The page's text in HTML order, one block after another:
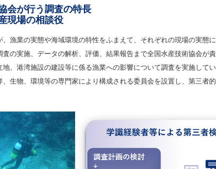
会が行う調査の特長
現場の相談役
漁業の実態や海域環境の特性をふまえて、それぞれの現場の実態
の実施、データの解析、評価、結果報告まで全国水産技術協会が
、港湾施設の建設等に係る漁業への影響について調査を実施して
生物、環境等の専門家により構成される委員会を設置し、第三者